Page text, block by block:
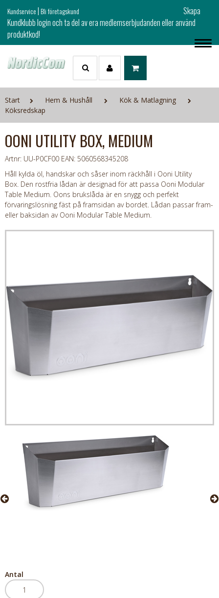
Kundservice|Bli företagskund
Skapa
Kundklubb login och ta del av era medlemserbjudanden eller använd
produktkod!
Start Hem & Hushåll
Kök & Matlagning
Köksredskap
OONI UTILITY BOX, MEDIUM
Artnr: UU-P0CF00 EAN: 5060568345208
Håll kylda öl, handskar och såser inom räckhåll i Ooni Utility
Box. Den rostfria lådan är designad för att passa Ooni Modular
Table Medium. Oons brukslåda är en snygg och perfekt
förvaringslösning fäst på framsidan av bordet. Lådan passar fram-
eller baksidan av Ooni Modular Table Medium.
Antal